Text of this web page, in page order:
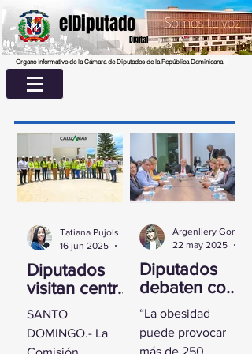
elDiputado
Digital
Organo Informativo de la Cámara de Diputados de la República Dominicana
Diputados
visitan centro
UASD La
Romana para
conocer
SANTO
DOMINGO.- La
Tatiana Pujols
16 jun 2025
Diputados
debaten con
experta
sobre la
obesidad
“La obesidad
puede provocar
más de 250
22 may 2025